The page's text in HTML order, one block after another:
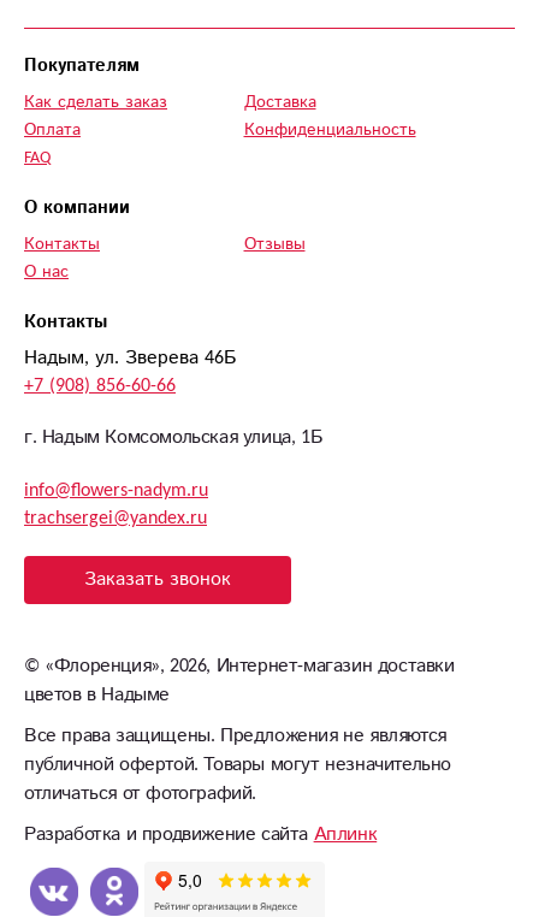
Контакты
Надым, ул. Зверева 46Б
+7 (908) 856-60-66
г. Надым Комсомольская улица, 1Б
info@flowers-nadym.ru
trachsergei@yandex.ru
Заказать звонок
Покупателям
Как сделать заказ
Оплата
FAQ
Доставка
Конфиденциальность
О компании
Контакты
О нас
Отзывы
© «Флоренция», 2026, Интернет-магазин доставки
цветов в Надыме
Все права защищены. Предложения не являются
публичной офертой. Товары могут незначительно
отличаться от фотографий.
Разработка и продвижение сайтаАплинк